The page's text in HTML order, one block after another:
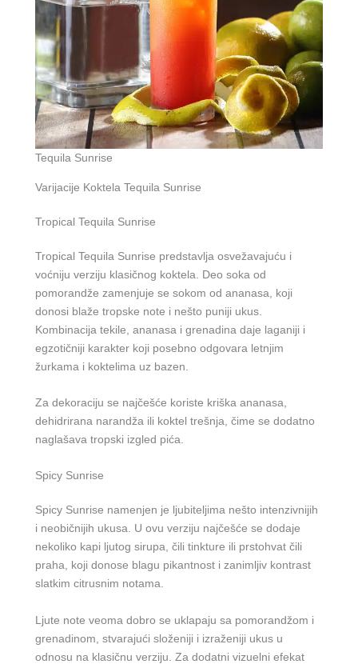
Tequila Sunrise
Varijacije Koktela Tequila Sunrise
Tropical Tequila Sunrise
Tropical Tequila Sunrise predstavlja osvežavajuću i
voćniju verziju klasičnog koktela. Deo soka od
pomorandže zamenjuje se sokom od ananasa, koji
donosi blaže tropske note i nešto puniji ukus.
Kombinacija tekile, ananasa i grenadina daje laganiji i
egzotičniji karakter koji posebno odgovara letnjim
žurkama i koktelima uz bazen.
Za dekoraciju se najčešće koriste kriška ananasa,
dehidrirana narandža ili koktel trešnja, čime se dodatno
naglašava tropski izgled pića.
Spicy Sunrise
Spicy Sunrise namenjen je ljubiteljima nešto intenzivnijih
i neobičnijih ukusa. U ovu verziju najčešće se dodaje
nekoliko kapi ljutog sirupa, čili tinkture ili prstohvat čili
praha, koji donose blagu pikantnost i zanimljiv kontrast
slatkim citrusnim notama.
Ljute note veoma dobro se uklapaju sa pomorandžom i
grenadinom, stvarajući složeniji i izraženiji ukus u
odnosu na klasičnu verziju. Za dodatni vizuelni efekat